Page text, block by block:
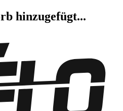
hinzugefügt...